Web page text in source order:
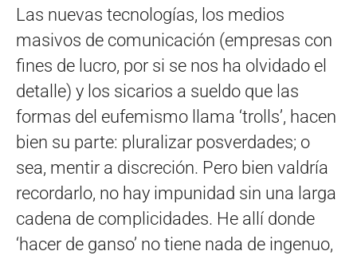
Las nuevas tecnologías, los medios
masivos de comunicación (empresas con
fines de lucro, por si se nos ha olvidado el
detalle) y los sicarios a sueldo que las
formas del eufemismo llama ‘trolls’, hacen
bien su parte: pluralizar posverdades; o
sea, mentir a discreción. Pero bien valdría
recordarlo, no hay impunidad sin una larga
cadena de complicidades. He allí donde
‘hacer de ganso’ no tiene nada de ingenuo,